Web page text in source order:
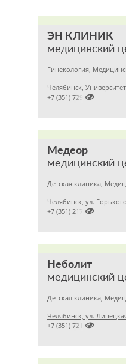
ЭН КЛИНИК
медицинский
Гинекология,
Челябинск,

+7 (351) 7299500
Медеор
медицинский
Челябинск, ул.

+7 (351) 2172376
Неболит
медицинский
Челябинск, ул.

+7 (351) 7212891